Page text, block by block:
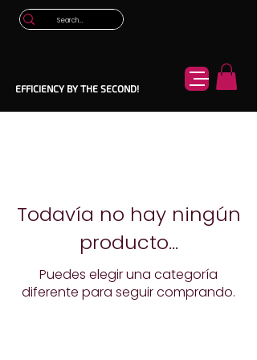
EFFICIENCY BY THE SECOND!
Todavía no hay ningún
producto...
Puedes elegir una categoría
diferente para seguir comprando.